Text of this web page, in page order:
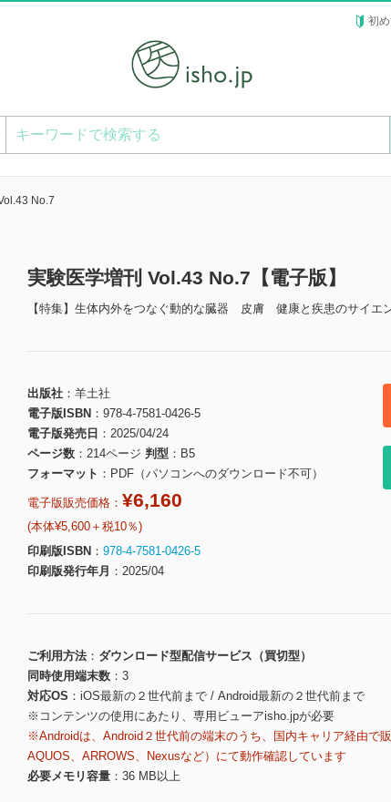
初
No.7
実験医学増刊 Vol.43 No.7【電子版】
【特集】生体内外をつなぐ動的な臓器 皮膚 健康と疾患のサイエ
出版社
羊土社
電子版ISBN
978-4-7581-0426-5
電子版発売日
2025/04/24
ページ数
214ページ 判型
B5
フォーマット
PDF（パソコンへのダウンロード不可）
電子版販売価格： ¥6,160
(本体¥5,600＋税10％)
印刷版ISBN
978-4-7581-0426-5
印刷版発行年月
2025/04
ご利用方法
ダウンロード型配信サービス（買切型）
同時使用端末数
3
対応OS
iOS最新の２世代前まで / Android最新の２世代前まで
※コンテンツの使用にあたり、専用ビューアisho.jpが必要
※Androidは、Android２世代前の端末のうち、国内キャリア経由で
AQUOS、ARROWS、Nexusなど）にて動作確認しています
必要メモリ容量
36 MB以上